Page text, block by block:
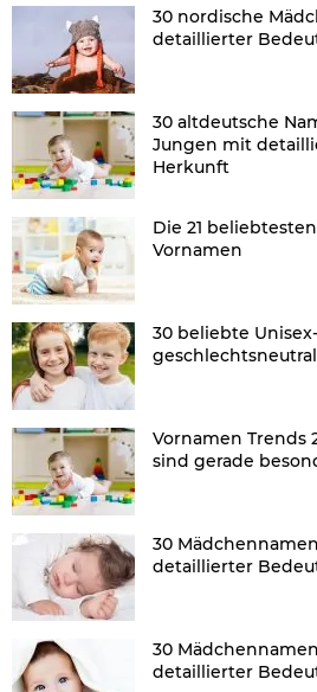
30 nordische
detaillierter
30 altdeutsche
Jungen mit
Herkunft
Die 21
Vornamen
30 beliebte
Vornamen Trends
sind gerade
30
detaillierter
30
detaillierter